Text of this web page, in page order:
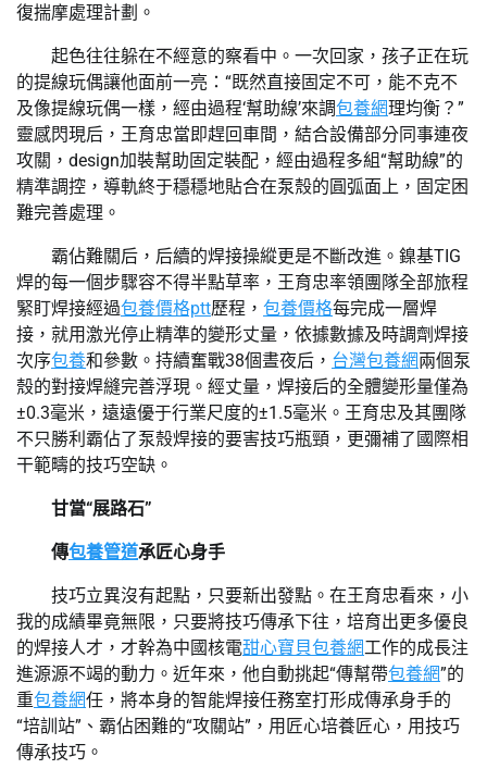
復揣摩處理計劃。
起色往往躲在不經意的察看中。一次回家，孩子正在玩
的提線玩偶讓他面前一亮：“既然直接固定不可，能不克不
及像提線玩偶一樣，經由過程‘幫助線’來調包養網理均衡？”
靈感閃現后，王育忠當即趕回車間，結合設備部分同事連夜
攻關，design加裝幫助固定裝配，經由過程多組“幫助線”的
精準調控，導軌終于穩穩地貼合在泵殼的圓弧面上，固定困
難完善處理。
霸佔難關后，后續的焊接操縱更是不斷改進。鎳基TIG
焊的每一個步驟容不得半點草率，王育忠率領團隊全部旅程
緊盯焊接經過包養價格ptt歷程， 包養價格每完成一層焊
接，就用激光停止精準的變形丈量，依據數據及時調劑焊接
次序包養和參數。持續奮戰38個晝夜后， 台灣包養網兩個泵
殼的對接焊縫完善浮現。經丈量，焊接后的全體變形量僅為
±0.3毫米，遠遠優于行業尺度的±1.5毫米。王育忠及其團隊
不只勝利霸佔了泵殼焊接的要害技巧瓶頸，更彌補了國際相
干範疇的技巧空缺。
甘當“展路石”
傳包養管道承匠心身手
技巧立異沒有起點，只要新出發點。在王育忠看來，小
我的成績畢竟無限，只要將技巧傳承下往，培育出更多優良
的焊接人才，才幹為中國核電甜心寶貝包養網工作的成長注
進源源不竭的動力。近年來，他自動挑起“傳幫帶包養網”的
重包養網任，將本身的智能焊接任務室打形成傳承身手的
“培訓站”、霸佔困難的“攻關站”，用匠心培養匠心，用技巧
傳承技巧。